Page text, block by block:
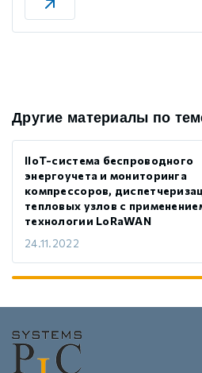
Другие материалы по
IIoT-система беспроводного
энергоучета и мониторинга
компрессоров,
тепловых узлов с
технологии LoRaWAN
24.11.2022